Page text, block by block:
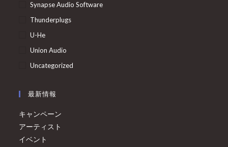
Synapse Audio Software
Thunderplugs
U-He
Union Audio
Uncategorized
最新情報
キャンペーン
アーティスト
イベント